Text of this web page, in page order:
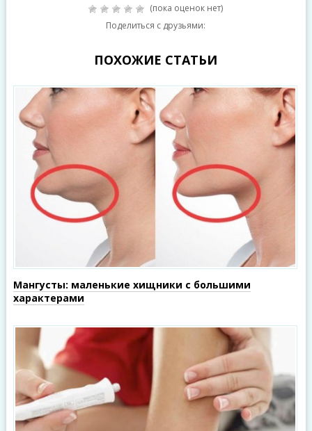
(пока оценок нет)
Поделиться с друзьями:
ПОХОЖИЕ СТАТЬИ
Мангусты: маленькие хищники с большими
характерами